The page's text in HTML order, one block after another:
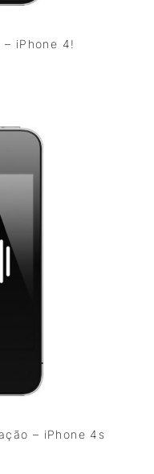
iPhone 4!
– iPhone 4s